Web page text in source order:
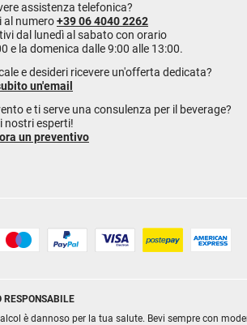
assistenza telefonica?
al numero+39 06 4040 2262
dal lunedì al sabato con orario
e la domenica dalle 9:00 alle 13:00.
e desideri ricevere un'offerta dedicata?
un'email
e ti serve una consulenza per il beverage?
nostri esperti!
un preventivo
RESPONSABILE
alcol è dannoso per la tua salute. Bevi sempre con